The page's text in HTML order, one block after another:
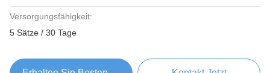
Versorgungsfähigkeit:
5 Sätze / 30 Tage